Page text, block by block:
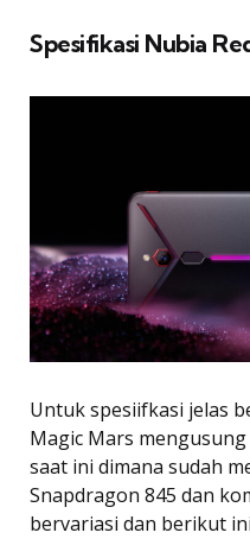
Spesifikasi Nubia
Untuk spesiifkasi jelas
Magic Mars
saat ini dimana sudah
Snapdragon 845 dan
bervariasi dan berikut